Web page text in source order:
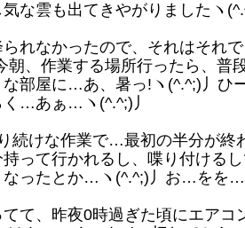
な雲も出てきやがりましたヽ
れなかったので、それはそれ
朝、作業する場所行ったら、
部屋に…あ、暑っ!ヽ(^.^;)丿ひ
…あぁ…ヽ(^.^;)丿
続けな作業で…最初の半分が終
って行かれるし、喋り付ける
なったとか…ヽ(^.^;)丿お…をを…
て、昨夜0時過ぎた頃にエア